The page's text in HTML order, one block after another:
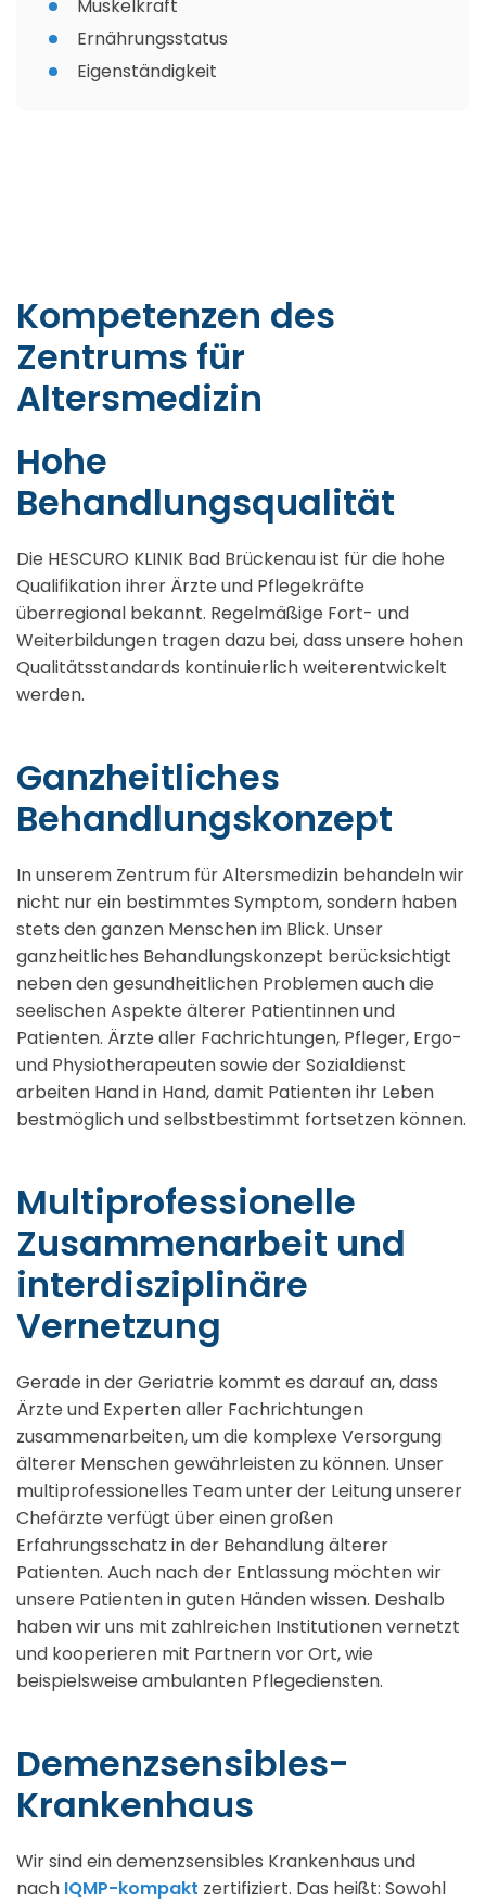
Muskelkraft
Ernährungsstatus
Eigenständigkeit
Kompetenzen des
Zentrums für
Altersmedizin
Hohe
Behandlungsqualität
Die HESCURO KLINIK Bad Brückenau ist für die hohe
Qualifikation ihrer Ärzte und Pflegekräfte
überregional bekannt. Regelmäßige Fort- und
Weiterbildungen tragen dazu bei, dass unsere hohen
Qualitätsstandards kontinuierlich weiterentwickelt
werden.
Ganzheitliches
Behandlungskonzept
In unserem Zentrum für Altersmedizin behandeln wir
nicht nur ein bestimmtes Symptom, sondern haben
stets den ganzen Menschen im Blick. Unser
ganzheitliches Behandlungskonzept berücksichtigt
neben den gesundheitlichen Problemen auch die
seelischen Aspekte älterer Patientinnen und
Patienten. Ärzte aller Fachrichtungen, Pfleger, Ergo-
und Physiotherapeuten sowie der Sozialdienst
arbeiten Hand in Hand, damit Patienten ihr Leben
bestmöglich und selbstbestimmt fortsetzen können.
Multiprofessionelle
Zusammenarbeit und
interdisziplinäre
Vernetzung
Gerade in der Geriatrie kommt es darauf an, dass
Ärzte und Experten aller Fachrichtungen
zusammenarbeiten, um die komplexe Versorgung
älterer Menschen gewährleisten zu können. Unser
multiprofessionelles Team unter der Leitung unserer
Chefärzte verfügt über einen großen
Erfahrungsschatz in der Behandlung älterer
Patienten. Auch nach der Entlassung möchten wir
unsere Patienten in guten Händen wissen. Deshalb
haben wir uns mit zahlreichen Institutionen vernetzt
und kooperieren mit Partnern vor Ort, wie
beispielsweise ambulanten Pflegediensten.
Demenzsensibles-
Krankenhaus
Wir sind ein demenzsensibles Krankenhaus und
nach IQMP-kompakt zertifiziert. Das heißt: Sowohl